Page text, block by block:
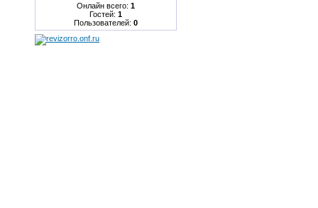
Онлайн всего: 1
Гостей: 1
Пользователей: 0